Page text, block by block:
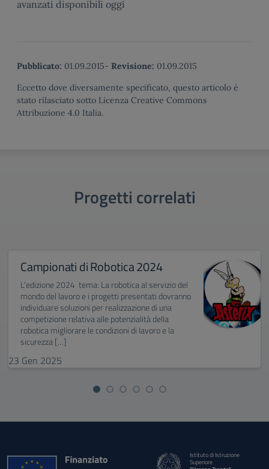
avanzati disponibili oggi
Pubblicato: 01.09.2015- Revisione: 01.09.2015
Eccetto dove diversamente specificato, questo articolo è
stato rilasciato sotto Licenza Creative Commons
Attribuzione 4.0 Italia.
Progetti correlati
Campionati di Robotica 2024
L’edizione 2024 tema: La robotica al servizio del
mondo del lavoro e i progetti presentati dovranno
individuare soluzioni per realizzazione di una
competizione relativa alle potenzialità della
robotica migliorare le condizioni di lavoro e la
sicurezza […]
23 Gen 2025
Istituto di Istruzione
Superiore